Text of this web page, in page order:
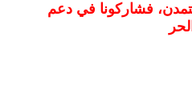
فشاركونا في دعم